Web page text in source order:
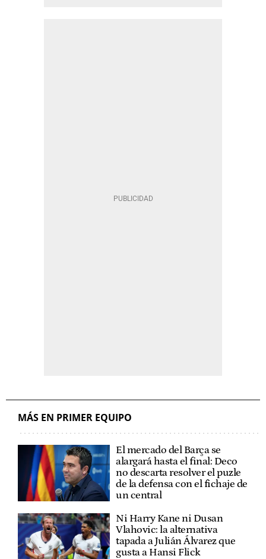
MÁS EN PRIMER EQUIPO
El mercado del Barça se
alargará hasta el final: Deco
no descarta resolver el puzle
de la defensa con el fichaje de
un central
Ni Harry Kane ni Dusan
Vlahovic: la alternativa
tapada a Julián Álvarez que
gusta a Hansi Flick